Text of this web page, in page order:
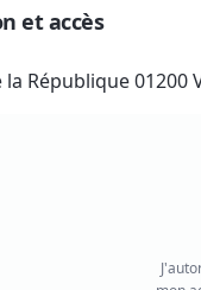
et accès
la République 01200